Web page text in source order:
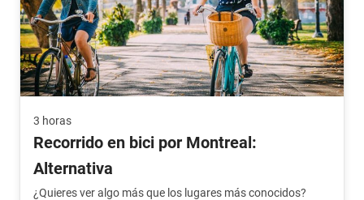
3 horas
Recorrido en bici por Montreal:
Alternativa
¿Quieres ver algo más que los lugares más conocidos?